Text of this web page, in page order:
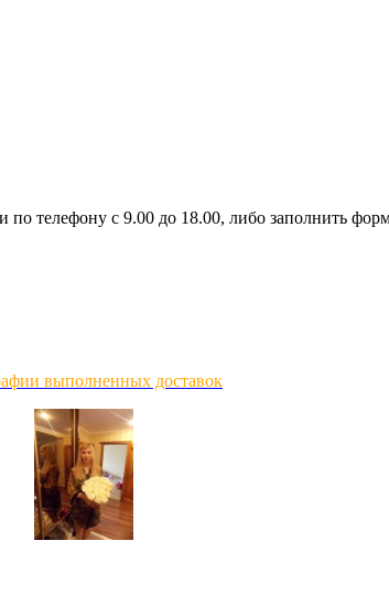
телефону с 9.00 до 18.00, либо заполнить
выполненных доставок